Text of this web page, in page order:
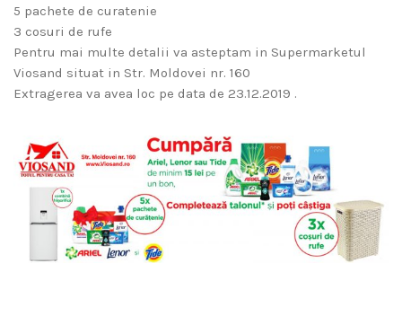
5 pachete de curatenie
3 cosuri de rufe
Pentru mai multe detalii va asteptam in Supermarketul
Viosand situat in Str. Moldovei nr. 160
Extragerea va avea loc pe data de 23.12.2019 .